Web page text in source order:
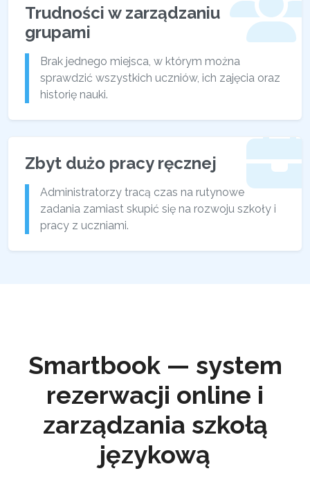
Trudności w zarządzaniu
grupami
Brak jednego miejsca, w którym można
sprawdzić wszystkich uczniów, ich zajęcia oraz
historię nauki.
Zbyt dużo pracy ręcznej
Administratorzy tracą czas na rutynowe
zadania zamiast skupić się na rozwoju szkoły i
pracy z uczniami.
Smartbook — system
rezerwacji online i
zarządzania szkołą
językową